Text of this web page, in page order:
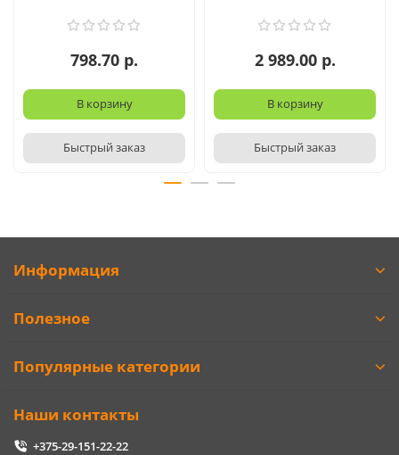
798.70 р.
В корзину
Быстрый заказ
2 989.00 р.
В корзину
Быстрый заказ
Информация
Полезное
Популярные категории
Наши контакты
+375-29-151-22-22